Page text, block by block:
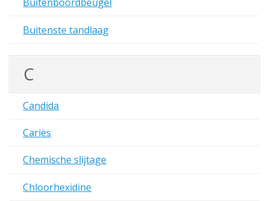
Buitenste tandlaag
C
Candida
Cariës
Chemische slijtage
Chloorhexidine